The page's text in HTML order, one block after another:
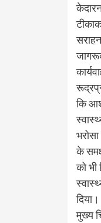
कि
के
को भी
दिया।
मुख्य